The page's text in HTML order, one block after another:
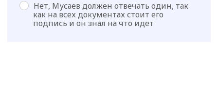
Нет, Мусаев должен отвечать один, так
как на всех документах стоит его
подпись и он знал на что идет